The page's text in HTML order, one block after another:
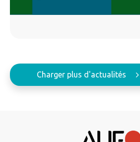
Charger plus d'actualités